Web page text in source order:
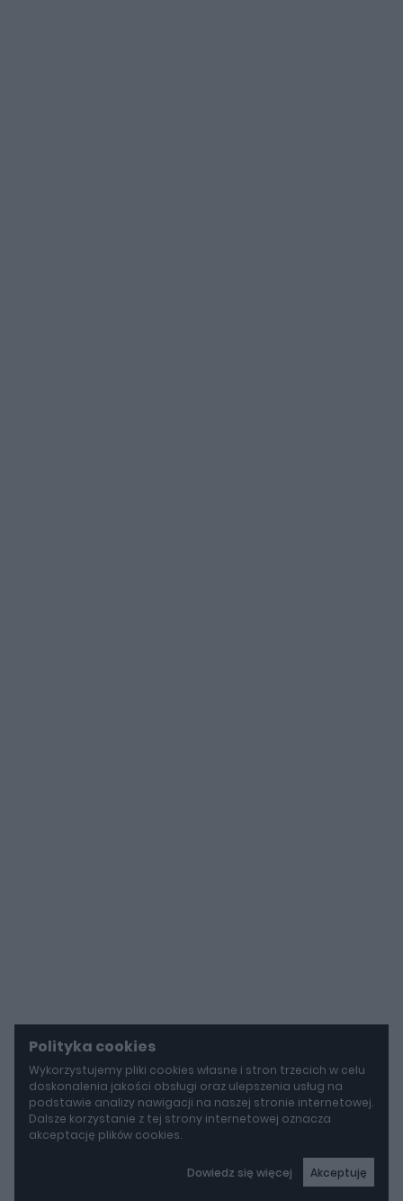
Polityka cookies
Wykorzystujemy pliki cookies własne i stron trzecich w celu
doskonalenia jakości obsługi oraz ulepszenia usług na
podstawie analizy nawigacji na naszej stronie internetowej.
Dalsze korzystanie z tej strony internetowej oznacza
akceptację plików cookies.
Dowiedz się więcej Akceptuję